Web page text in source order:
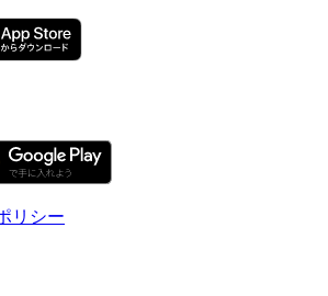
リシー